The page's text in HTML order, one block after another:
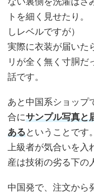
トを細く見せたり
しレベルですが）
実際に衣装が届いた
リが全く無く寸胴だ
話です。
あと中国系ショップ
合にサンプル写真と
あるということです
上級者が気合いを
産は技術の劣る下の
中国発で、注文から